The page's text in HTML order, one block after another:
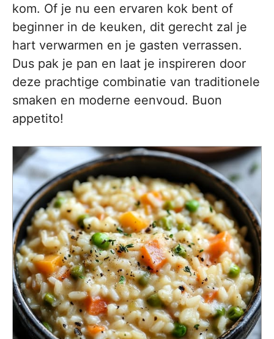
kom. Of je nu een ervaren kok bent of
beginner in de keuken, dit gerecht zal je
hart verwarmen en je gasten verrassen.
Dus pak je pan en laat je inspireren door
deze prachtige combinatie van traditionele
smaken en moderne eenvoud. Buon
appetito!